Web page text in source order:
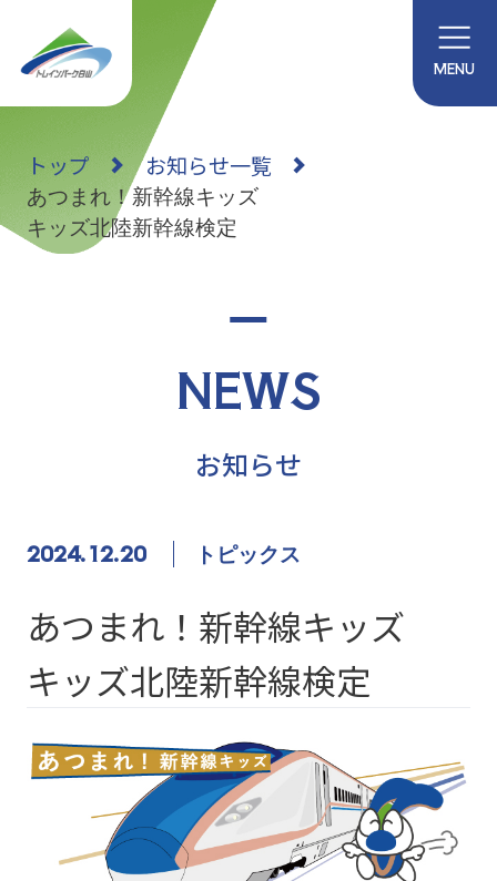
MENU
トップ お知らせ一覧
あつまれ！新幹線キッズ
キッズ北陸新幹線検定
NEWS
お知らせ
2024.12.20 トピックス
あつまれ！新幹線キッズ
キッズ北陸新幹線検定